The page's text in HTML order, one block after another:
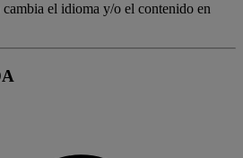
el idioma y/o el contenido en